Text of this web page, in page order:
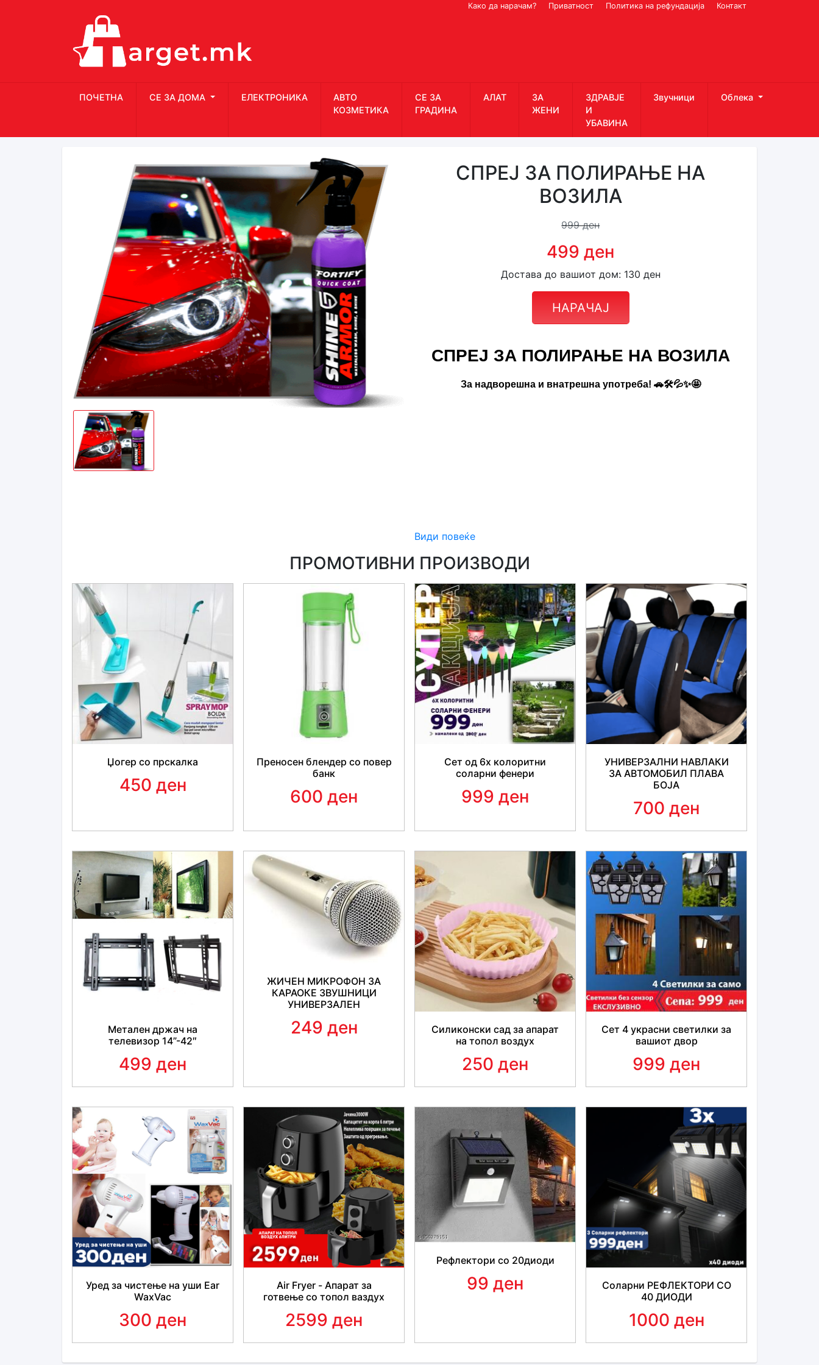
Како да нарачам? Приватност Политика на рефундација Контакт
ПОЧЕТНА СЕ ЗА ДОМА ЕЛЕКТРОНИКА
АВТО
КОЗМЕТИКА
СЕ ЗА
ГРАДИНА
АЛАТ
ЗА
ЖЕНИ
ЗДРАВЈЕ
И
УБАВИНА
Звучници Облека
СПРЕЈ ЗА ПОЛИРАЊЕ НА
ВОЗИЛА
999 ден
499 ден
Достава до вашиот дом: 130 ден
НАРАЧАЈ
СПРЕЈ ЗА ПОЛИРАЊЕ НА ВОЗИЛА
За надворешна и внатрешна употреба! 🚗🛠💦✨🤩
Предности при користење на овој производ
✅ Напредна формула- За разлика од другите производи кои сè уште
содржат застарен силиконски слој, нашиот спреј содржи керамички слој
SiO2 кој е значително поефикасен!
✅ Суво перење- Отстрани ја целата нечистотија од возилото без да
користиш вода или да одиш во сервисен центар! Само испрскај и
избриши го со крпа - брзо, лесно и ефективно!
✅ Заштита- По секоја употреба, твојот автомобил добива заштитен слој
од сите надворешни фактори како прашина, временски услови,
✅ Полирање- Добиваш сосема нов, свеж и привлечен изглед на
автомобилот!
- Само протреси го спрејот пред употреба,
испрскај на површината и избриши го со крпа! Ќе заштедиш многу
✅ Без оштетувања
- Нема да има дополнителни оштетувања,
гребнатини или боја кои се лупат! Овој среј се грижи за неговиот
квалитет и издржливост!
Без вода, без многу труд и потрошено време
- создади сјај на твоето
возило! За разлика од другите производи кои сè уште содржат застарен
силиконски слој, нашиот спреј содржи
керамички слој SiO2кој е
значително поефикасен. Овој спреј има керамичка обвивка за
автомобили којанежно и ефикасно го полира автомобилот!
Оживеј го твојот автомобил со неверојатен спреј кој многутемелно
чисти.
Види повеќе
ПРОМОТИВНИ ПРОИЗВОДИ
Џогер со прскалка
450 ден
Преносен блендер со повер
банк
600 ден
Сет од 6x колоритни
соларни фенери
999 ден
УНИВЕРЗАЛНИ НАВЛАКИ
ЗА АВТОМОБИЛ ПЛАВА
БОЈА
700 ден
Метален држач на
телевизор 14”-42″
499 ден
ЖИЧЕН МИКРОФОН ЗА
КАРАОКЕ ЗВУШНИЦИ
УНИВЕРЗАЛЕН
249 ден
Силиконски сад за апарат
на топол воздух
250 ден
Сет 4 украсни светилки за
вашиот двор
999 ден
Уред за чистење на уши Ear
WaxVac
300 ден
Air Fryer - Апарат за
готвење со топол ваздух
2599 ден
Рефлектори со 20диоди
99 ден
Соларни РЕФЛЕКТОРИ СО
40 ДИОДИ
1000 ден